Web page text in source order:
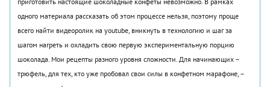
одного материала рассказать об этом процессе нельзя, поэтому проще
всего найти видеоролик на youtube, вникнуть в технологию и шаг за
шагом нагреть и охладить свою первую экспериментальную порцию
шоколада. Мои рецепты разного уровня сложности. Для начинающих –
трюфель, для тех, кто уже пробовал свои силы в конфетном марафоне, –